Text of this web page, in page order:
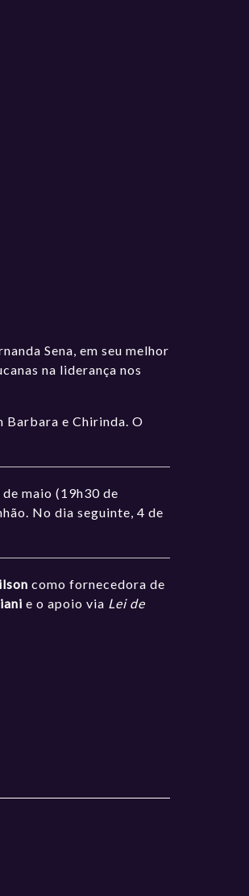
Sena, em seu melhor
na liderança nos
Barbara e Chirinda. O
maio (19h30 de
No dia seguinte, 4 de
como fornecedora de
e o apoio via Lei de